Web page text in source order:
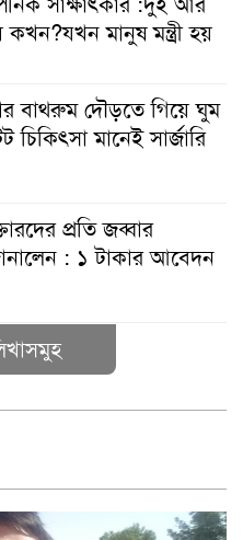
মানুষ মন্ত্রী হয়
বাথরুম দৌড়তে গিয়ে ঘুম
চিকিৎসা মানেই সার্জারি
প্রতি জব্বার
: ১ টাকার আবেদন